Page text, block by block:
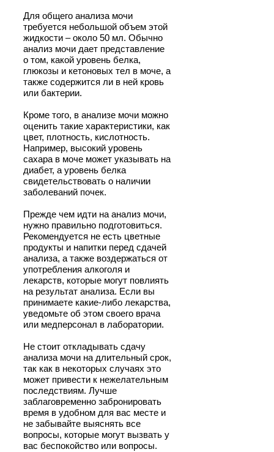
Для общего анализа мочи
требуется небольшой объем этой
жидкости – около 50 мл. Обычно
анализ мочи дает представление
о том, какой уровень белка,
глюкозы и кетоновых тел в моче, а
также содержится ли в ней кровь
или бактерии.
Кроме того, в анализе мочи можно
оценить такие характеристики, как
цвет, плотность, кислотность.
Например, высокий уровень
сахара в моче может указывать на
диабет, а уровень белка
свидетельствовать о наличии
заболеваний почек.
Прежде чем идти на анализ мочи,
нужно правильно подготовиться.
Рекомендуется не есть цветные
продукты и напитки перед сдачей
анализа, а также воздержаться от
употребления алкоголя и
лекарств, которые могут повлиять
на результат анализа. Если вы
принимаете какие-либо лекарства,
уведомьте об этом своего врача
или медперсонал в лаборатории.
Не стоит откладывать сдачу
анализа мочи на длительный срок,
так как в некоторых случаях это
может привести к нежелательным
последствиям. Лучше
заблаговременно забронировать
время в удобном для вас месте и
не забывайте выяснять все
вопросы, которые могут вызвать у
вас беспокойство или вопросы.